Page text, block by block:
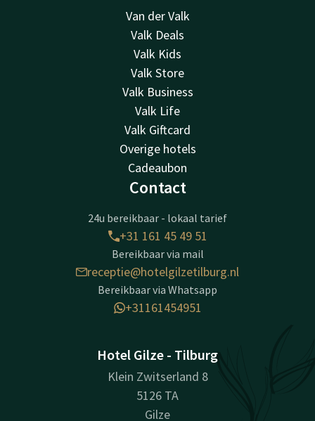
Van der Valk
Valk Deals
Valk Kids
Valk Store
Valk Business
Valk Life
Valk Giftcard
Overige hotels
Cadeaubon
Contact
24u bereikbaar - lokaal tarief
+31 161 45 49 51
Bereikbaar via mail
receptie@hotelgilzetilburg.nl
Bereikbaar via Whatsapp
+31161454951
Hotel Gilze - Tilburg
Klein Zwitserland 8
5126 TA
Gilze